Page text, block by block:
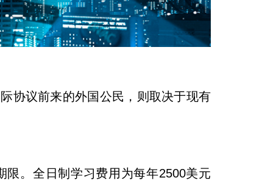
协议前来的外国公民，则取决于现有
。全日制学习费用为每年2500美元